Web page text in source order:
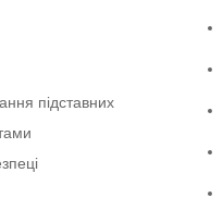
підставних